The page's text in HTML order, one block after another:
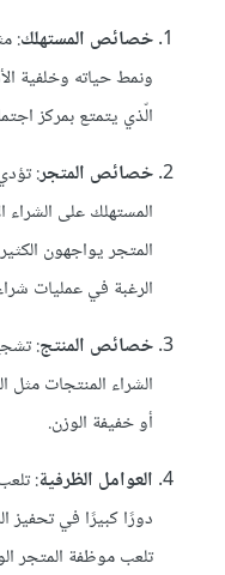
خصائص المستهلك:
ونمط حياته وخلفية
الّذي يتمتع بمركز
خصائص المتجر:
المستهلك على الشراء
المتجر يواجهون
الرغبة في عمليات
خصائص المنتج:
الشراء المنتجات
أو خفيفة الوزن.
العوامل الظرفية:
دورًا كبيرًا في تحفيز
تلعب موظفة المتجر